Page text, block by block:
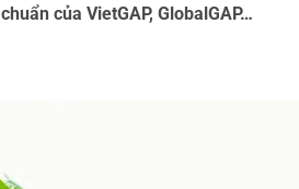
của VietGAP, GlobalGAP…